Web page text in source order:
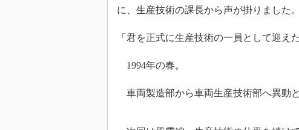
に、生産技術の課長から声が掛りました。
「君を正式に生産技術の一員として迎え
1994年の春。
車両製造部から車両生産技術部へ異動と